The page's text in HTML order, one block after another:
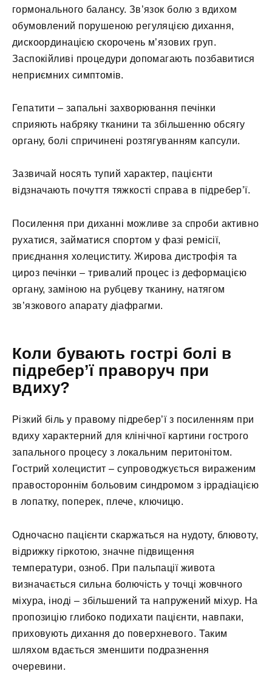
гормонального балансу. Зв’язок болю з вдихом
обумовлений порушеною регуляцією дихання,
дискоординацією скорочень м’язових груп.
Заспокійливі процедури допомагають позбавитися
неприємних симптомів.
Гепатити – запальні захворювання печінки
сприяють набряку тканини та збільшенню обсягу
органу, болі спричинені розтягуванням капсули.
Зазвичай носять тупий характер, пацієнти
відзначають почуття тяжкості справа в підребер’ї.
Посилення при диханні можливе за спроби активно
рухатися, займатися спортом у фазі ремісії,
приєднання холециститу. Жирова дистрофія та
цироз печінки – тривалий процес із деформацією
органу, заміною на рубцеву тканину, натягом
зв’язкового апарату діафрагми.
Коли бувають гострі болі в
підребер’ї праворуч при
вдиху?
Різкий біль у правому підребер’ї з посиленням при
вдиху характерний для клінічної картини гострого
запального процесу з локальним перитонітом.
Гострий холецистит – супроводжується вираженим
правостороннім больовим синдромом з іррадіацією
в лопатку, поперек, плече, ключицю.
Одночасно пацієнти скаржаться на нудоту, блювоту,
відрижку гіркотою, значне підвищення
температури, озноб. При пальпації живота
визначається сильна болючість у точці жовчного
міхура, іноді – збільшений та напружений міхур. На
пропозицію глибоко подихати пацієнти, навпаки,
приховують дихання до поверхневого. Таким
шляхом вдається зменшити подразнення
очеревини.